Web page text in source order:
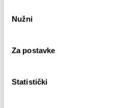
pristanka
Nužni
Za postavke
Statistički